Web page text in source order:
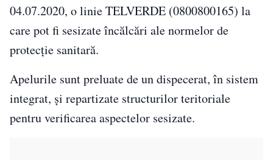
04.07.2020, o linie TELVERDE (0800800165) la
care pot fi sesizate încălcări ale normelor de
protecție sanitară.
Apelurile sunt preluate de un dispecerat, în sistem
integrat, și repartizate structurilor teritoriale
pentru verificarea aspectelor sesizate.